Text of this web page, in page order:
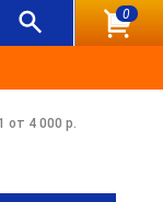
0
от 4 000 р.